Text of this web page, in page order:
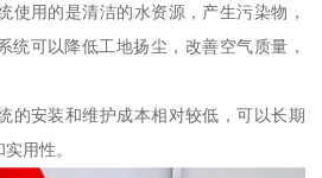
使用的是清洁的水资源，产生污染物，
统可以降低工地扬尘，改善空气质量，
的安装和维护成本相对较低，可以长期
用性。